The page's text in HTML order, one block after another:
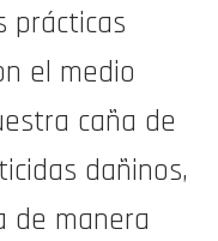
prácticas
el medio
caña de
dañinos,
de manera